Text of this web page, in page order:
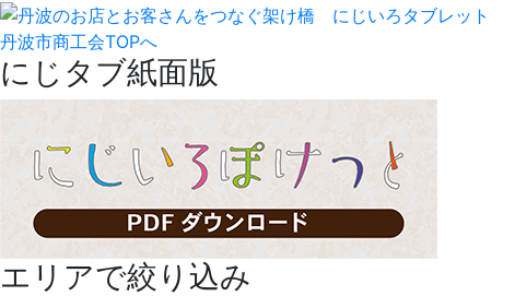
丹波市商工会TOPへ
にじタブ紙面版
エリアで絞り込み